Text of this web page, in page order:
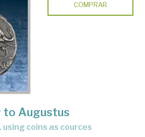
COMPRAR
to Augustus
using coins as cources